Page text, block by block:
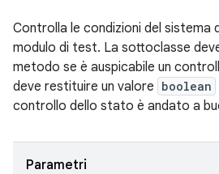
Controlla le condizioni del sistema
modulo di test. La sottoclasse
metodo se è auspicabile un
deve restituire un valore boolean
controllo dello stato è andato a
Parametri